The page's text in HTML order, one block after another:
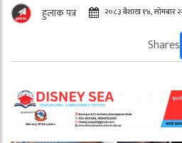
हुलाक पत्र २०८३ बैशाख १४, सोमबार
Shares